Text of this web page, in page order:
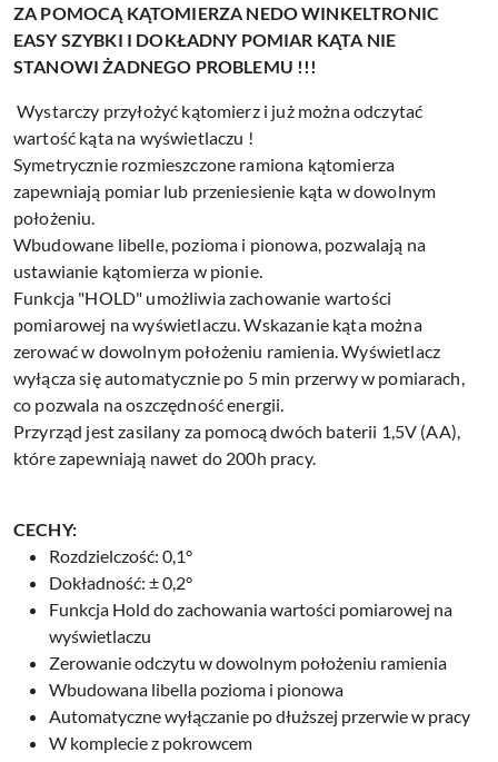
ZA POMOCĄ KĄTOMIERZA NEDO WINKELTRONIC
EASY SZYBKI I DOKŁADNY POMIAR KĄTA NIE
STANOWI ŻADNEGO PROBLEMU !!!
Wystarczy przyłożyć kątomierz i już można odczytać
wartość kąta na wyświetlaczu !
Symetrycznie rozmieszczone ramiona kątomierza
zapewniają pomiar lub przeniesienie kąta w dowolnym
położeniu.
Wbudowane libelle, pozioma i pionowa, pozwalają na
ustawianie kątomierza w pionie.
Funkcja "HOLD" umożliwia zachowanie wartości
pomiarowej na wyświetlaczu. Wskazanie kąta można
zerować w dowolnym położeniu ramienia. Wyświetlacz
wyłącza się automatycznie po 5 min przerwy w pomiarach,
co pozwala na oszczędność energii.
Przyrząd jest zasilany za pomocą dwóch baterii 1,5V (AA),
które zapewniają nawet do 200h pracy.
CECHY:
Rozdzielczość: 0,1°
Dokładność: ± 0,2°
Funkcja Hold do zachowania wartości pomiarowej na
wyświetlaczu
Zerowanie odczytu w dowolnym położeniu ramienia
Wbudowana libella pozioma i pionowa
Automatyczne wyłączanie po dłuższej przerwie w pracy
W komplecie z pokrowcem